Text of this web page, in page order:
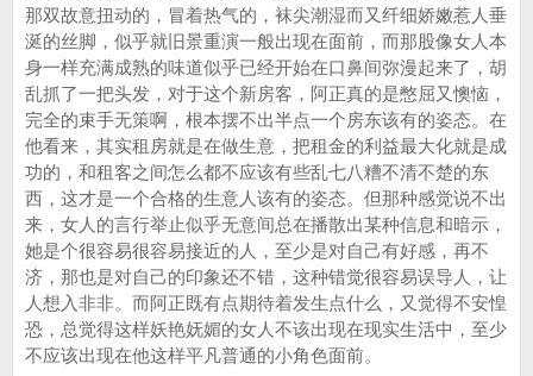
那双故意扭动的，冒着热气的，袜尖潮湿而又纤细娇嫩惹人垂
涎的丝脚，似乎就旧景重演一般出现在面前，而那股像女人本
身一样充满成熟的味道似乎已经开始在口鼻间弥漫起来了，胡
乱抓了一把头发，对于这个新房客，阿正真的是憋屈又懊恼，
完全的束手无策啊，根本摆不出半点一个房东该有的姿态。在
他看来，其实租房就是在做生意，把租金的利益最大化就是成
功的，和租客之间怎么都不应该有些乱七八糟不清不楚的东
西，这才是一个合格的生意人该有的姿态。但那种感觉说不出
来，女人的言行举止似乎无意间总在播散出某种信息和暗示，
她是个很容易很容易接近的人，至少是对自己有好感，再不
济，那也是对自己的印象还不错，这种错觉很容易误导人，让
人想入非非。而阿正既有点期待着发生点什么，又觉得不安惶
恐，总觉得这样妖艳妩媚的女人不该出现在现实生活中，至少
不应该出现在他这样平凡普通的小角色面前。